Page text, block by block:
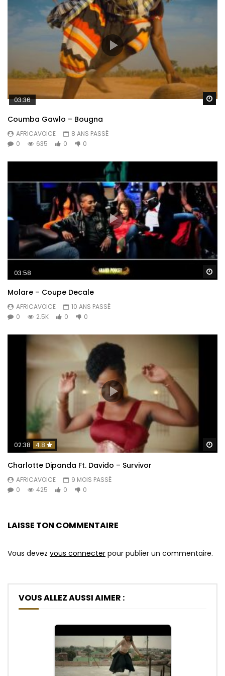
03:36
Coumba Gawlo – Bougna
AFRICAVOICE
8 ANS PASSÉ
0
635 0 0
03:58
Molare – Coupe Decale
AFRICAVOICE
10 ANS PASSÉ
0
2.5K 0 0
02:38 4.8
Charlotte Dipanda Ft. Davido – Survivor
AFRICAVOICE
9 MOIS PASSÉ
0
425 0 0
LAISSE TON COMMENTAIRE
Vous devez vous connecter pour publier un commentaire.
VOUS ALLEZ AUSSI AIMER :